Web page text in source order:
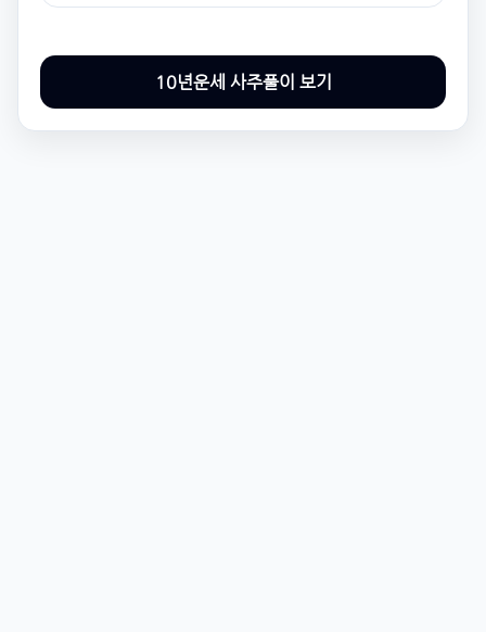
10년운세 사주풀이 보기